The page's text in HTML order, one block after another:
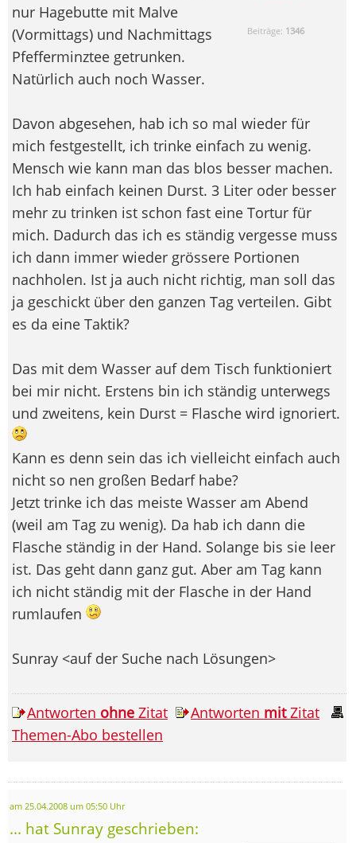
Beiträge: 1346
nur Hagebutte mit Malve
(Vormittags) und Nachmittags
Pfefferminztee getrunken.
Natürlich auch noch Wasser.
Davon abgesehen, hab ich so mal wieder für
mich festgestellt, ich trinke einfach zu wenig.
Mensch wie kann man das blos besser machen.
Ich hab einfach keinen Durst. 3 Liter oder besser
mehr zu trinken ist schon fast eine Tortur für
mich. Dadurch das ich es ständig vergesse muss
ich dann immer wieder grössere Portionen
nachholen. Ist ja auch nicht richtig, man soll das
ja geschickt über den ganzen Tag verteilen. Gibt
es da eine Taktik?
Das mit dem Wasser auf dem Tisch funktioniert
bei mir nicht. Erstens bin ich ständig unterwegs
und zweitens, kein Durst = Flasche wird ignoriert.
Kann es denn sein das ich vielleicht einfach auch
nicht so nen großen Bedarf habe?
Jetzt trinke ich das meiste Wasser am Abend
(weil am Tag zu wenig). Da hab ich dann die
Flasche ständig in der Hand. Solange bis sie leer
ist. Das geht dann ganz gut. Aber am Tag kann
ich nicht ständig mit der Flasche in der Hand
rumlaufen
Sunray <auf der Suche nach Lösungen>
Antworten ohne Zitat Antworten mitZitat
Themen-Abo bestellen
am 25.04.2008 um 05:50 Uhr
... hat Sunray geschrieben: